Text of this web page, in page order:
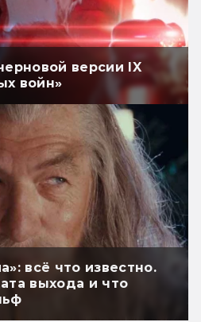
версии IX
войн»
всё что известно.
выхода и что